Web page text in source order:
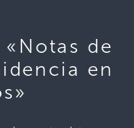
«Notas de
en